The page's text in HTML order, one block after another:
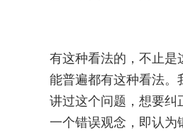
有这种看法的，不止是
能普遍都有这种看法。
讲过这个问题，想要纠
一个错误观念，即认为